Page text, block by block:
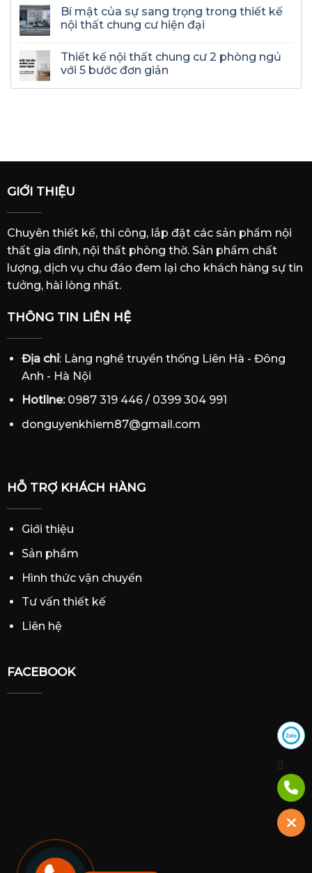
Bí mật của sự sang trọng trong thiết kế
nội thất chung cư hiện đại
Thiết kế nội thất chung cư 2 phòng ngủ
với 5 bước đơn giản
GIỚI THIỆU
Chuyên thiết kế, thi công, lắp đặt các sản phẩm nội
thất gia đình, nội thất phòng thờ. Sản phẩm chất
lượng, dịch vụ chu đáo đem lại cho khách hàng sự tin
tưởng, hài lòng nhất.
THÔNG TIN LIÊN HỆ
Địa chỉ: Làng nghề truyền thống Liên Hà - Đông
Anh - Hà Nội
Hotline:0987 319 446 / 0399 304 991
donguyenkhiem87@gmail.com
HỖ TRỢ KHÁCH HÀNG
Giới thiệu
Sản phẩm
Hình thức vận chuyển
Tư vấn thiết kế
Liên hệ
FACEBOOK